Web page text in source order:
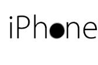
contenuto